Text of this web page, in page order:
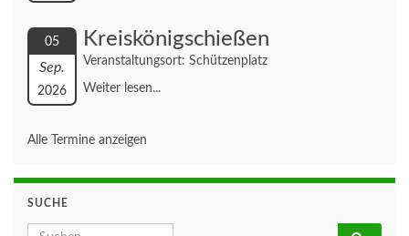
05
Sep.
2026
Kreiskönigschießen
Veranstaltungsort: Schützenplatz
Weiter lesen...
Alle Termine anzeigen
SUCHE
Search for: